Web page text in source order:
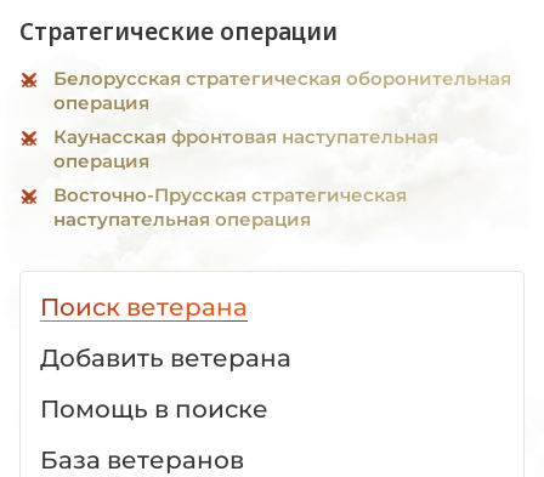
Стратегические операции
Белорусская стратегическая оборонительная
операция
Каунасская фронтовая наступательная
операция
Восточно-Прусская стратегическая
наступательная операция
Поиск ветерана
Добавить ветерана
Помощь в поиске
База ветеранов